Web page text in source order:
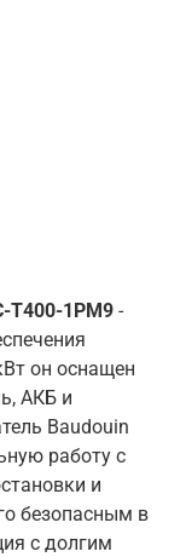
Т400-1РМ9 -
он оснащен
АКБ и
Baudouin
работу с
и
безопасным в
с долгим